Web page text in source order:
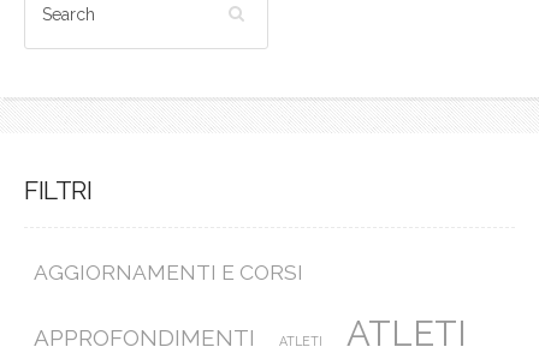
FILTRI
AGGIORNAMENTI E CORSI
APPROFONDIMENTI ATLETI
ATLETI